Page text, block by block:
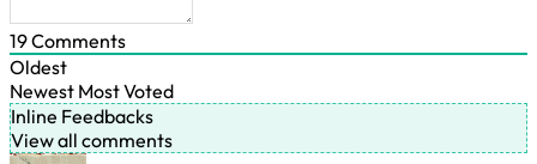
19Comments
Oldest
Newest Most Voted
Inline Feedbacks
View all comments